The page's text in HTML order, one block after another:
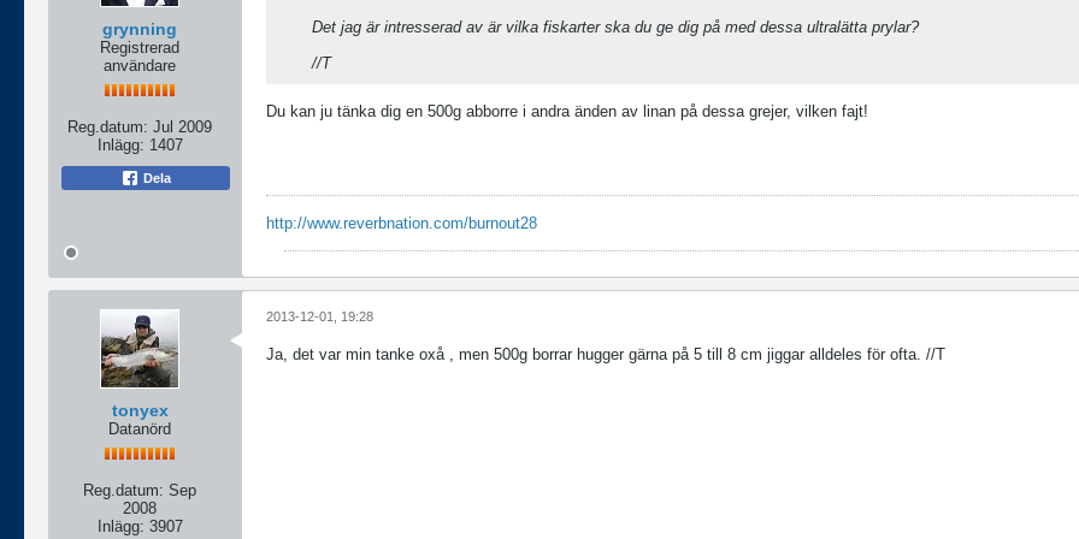
grynning
Registrerad
användare
Reg.datum: Jul 2009
Inlägg: 1407
Dela
Det jag är intresserad av är vilka fiskarter ska du ge dig på med dessa ultralätta prylar?
//T
Du kan ju tänka dig en 500g abborre i andra änden av linan på dessa grejer, vilken fajt!
http://www.reverbnation.com/burnout28
tonyex
Datanörd
Reg.datum: Sep
2008
Inlägg: 3907
2013-12-01, 19:28
Ja, det var min tanke oxå , men 500g borrar hugger gärna på 5 till 8 cm jiggar alldeles för ofta. //T